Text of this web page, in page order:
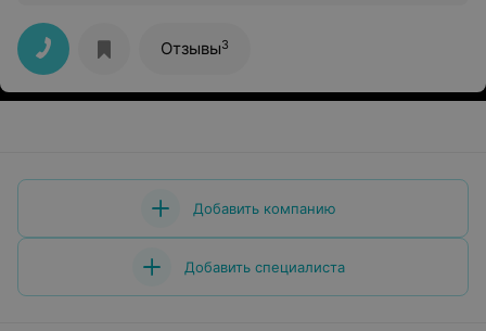
нет, не взирая на талоны. Толку от приема ноль, а ведь
ехали издалека с направлением от местной
поликлиники и в надежде на помощь больному от
врача-специалиста.
Отзывы3
Добавить компанию
Добавить специалиста